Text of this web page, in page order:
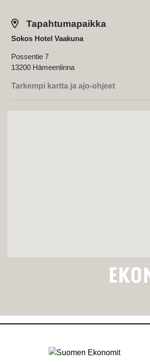
Tapahtumapaikka
Sokos Hotel Vaakuna
Possentie 7
13200 Hämeenlinna
Tarkempi kartta ja ajo-ohjeet